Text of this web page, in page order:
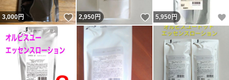
3,000円 いいね！
2,950円 いいね！
5,950 円